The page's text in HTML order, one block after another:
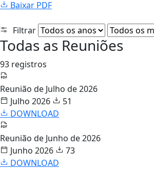
Baixar PDF
Filtrar
Todas as Reuniões
93 registros
Reunião de Julho de 2026
Julho 2026
51
DOWNLOAD
Reunião de Junho de 2026
Junho 2026
73
DOWNLOAD